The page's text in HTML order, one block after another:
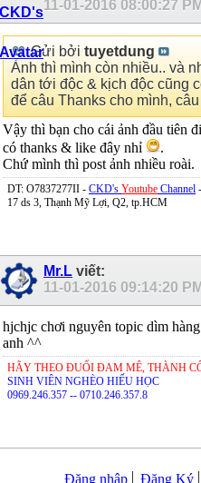
11-01-2016 08:00:27 PM
Gửi bởi tuyetdung
Ảnh thì mình còn nhiều.. và
dân tới độc & kịch độc cũng
để câu Thanks cho mình,
Vậy thì bạn cho cái ảnh đầu tiên
có thanks & like đây nhỉ
.
Chứ mình thì post ảnh nhiều roài.
DT: O7837277II - CKD's Youtube Channel -
17 ds 3, Thạnh Mỹ Lợi, Q2, tp.HCM
Mr.L viết:
11-01-2016 09:14:20 PM
hjchjc chơi nguyên topic dìm
anh ^^
HÃY THEO ĐUỔI ĐAM MÊ, THÀNH
SINH VIÊN NGHÈO HIẾU HỌC
0969.246.357 -- 0710.246.357.8
Đăng nhập Đăng Ký